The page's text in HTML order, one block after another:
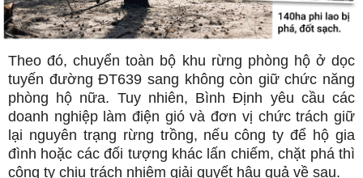
Theo đó, chuyển toàn bộ khu rừng phòng hộ ở dọc
tuyến đường ĐT639 sang không còn giữ chức năng
phòng hộ nữa. Tuy nhiên, Bình Định yêu cầu các
doanh nghiệp làm điện gió và đơn vị chức trách giữ
lại nguyên trạng rừng trồng, nếu công ty để hộ gia
đình hoặc các đối tượng khác lấn chiếm, chặt phá thì
công ty chịu trách nhiệm giải quyết hậu quả về sau.